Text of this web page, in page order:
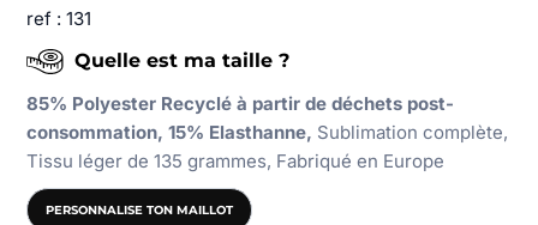
ref : 131
Quelle est ma taille ?
85% Polyester Recyclé à partir de déchets post-
consommation, 15% Elasthanne, Sublimation complète,
Tissu léger de 135 grammes, Fabriqué en Europe
PERSONNALISE TON MAILLOT